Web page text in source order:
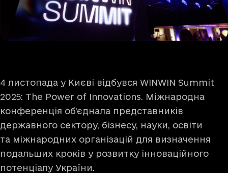
4 листопада у Києві відбувся WINWIN Summit
2025: The Power of Innovations. Міжнародна
конференція об’єднала представників
державного сектору, бізнесу, науки, освіти
та міжнародних організацій для визначення
подальших кроків у розвитку інноваційного
потенціалу України.